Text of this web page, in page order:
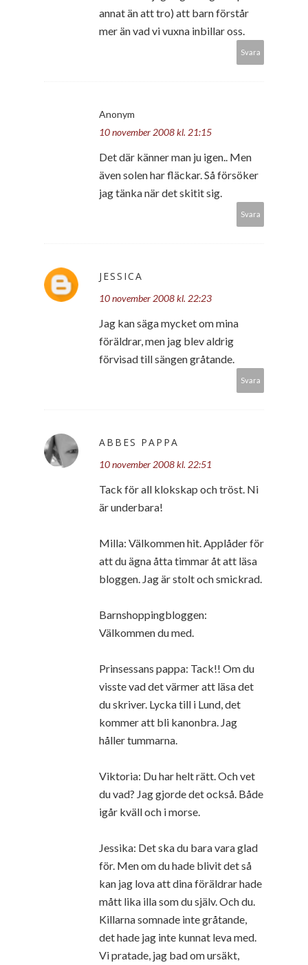
annat än att tro) att barn förstår
mer än vad vi vuxna inbillar oss.
Svara
Anonym
10 november 2008 kl. 21:15
Det där känner man ju igen.. Men
även solen har fläckar. Så försöker
jag tänka när det skitit sig.
Svara
JESSICA
10 november 2008 kl. 22:23
Jag kan säga mycket om mina
föräldrar, men jag blev aldrig
förvisad till sängen gråtande.
Svara
ABBES PAPPA
10 november 2008 kl. 22:51
Tack för all klokskap och tröst. Ni
är underbara!
Milla: Välkommen hit. Applåder för
att du ägna åtta timmar åt att läsa
bloggen. Jag är stolt och smickrad.
Barnshoppingbloggen:
Välkommen du med.
Prinsessans pappa: Tack!! Om du
visste vad det värmer att läsa det
du skriver. Lycka till i Lund, det
kommer att bli kanonbra. Jag
håller tummarna.
Viktoria: Du har helt rätt. Och vet
du vad? Jag gjorde det också. Både
igår kväll och i morse.
Jessika: Det ska du bara vara glad
för. Men om du hade blivit det så
kan jag lova att dina föräldrar hade
mått lika illa som du själv. Och du.
Killarna somnade inte gråtande,
det hade jag inte kunnat leva med.
Vi pratade, jag bad om ursäkt,